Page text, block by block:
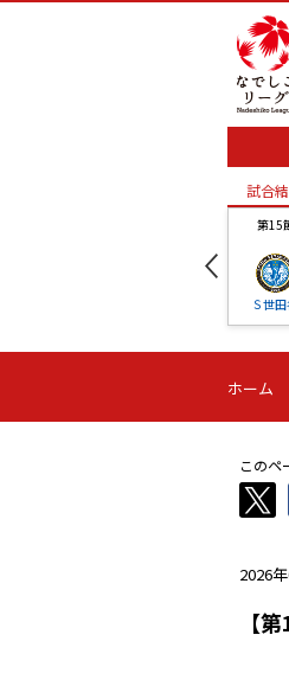
試合
第15
Ｓ世
-
第
ニッパツ
試合結
ホーム
このペ
2026
【